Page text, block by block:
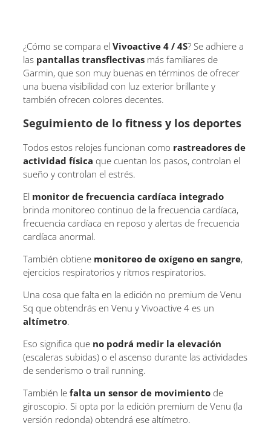
¿Cómo se compara el Vivoactive 4 / 4S? Se adhiere a
las pantallas transflectivas más familiares de
Garmin, que son muy buenas en términos de ofrecer
una buena visibilidad con luz exterior brillante y
también ofrecen colores decentes.
Seguimiento de lo fitness y los deportes
Todos estos relojes funcionan como rastreadores de
actividad física que cuentan los pasos, controlan el
sueño y controlan el estrés.
El monitor de frecuencia cardíaca integrado
brinda monitoreo continuo de la frecuencia cardíaca,
frecuencia cardíaca en reposo y alertas de frecuencia
cardíaca anormal.
También obtiene monitoreo de oxígeno en sangre,
ejercicios respiratorios y ritmos respiratorios.
Una cosa que falta en la edición no premium de Venu
Sq que obtendrás en Venu y Vivoactive 4 es un
altímetro.
Eso significa que no podrá medir la elevación
(escaleras subidas) o el ascenso durante las actividades
de senderismo o trail running.
También le falta un sensor de movimiento de
giroscopio. Si opta por la edición premium de Venu (la
versión redonda) obtendrá ese altímetro.